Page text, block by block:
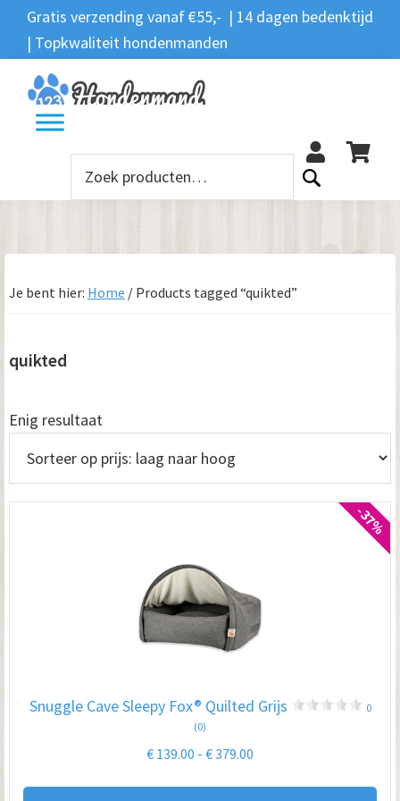
Spring
naar
de
hoofdnavigatie
Door
naar
de
hoofd
inhoud
Spring
naar
de
eerste
sidebar
Spring
naar
de
voettekst
Gratis verzending vanaf €55,- | 14 dagen bedenktijd
| Topkwaliteit hondenmanden
Zoeken
Zoeken
naar:
Je bent hier: Home / Products tagged “quikted”
quikted
Enig resultaat
-37%
Snuggle Cave Sleepy Fox® Quilted Grijs
0
(0)
€ 139.00 - €379.00
Dit